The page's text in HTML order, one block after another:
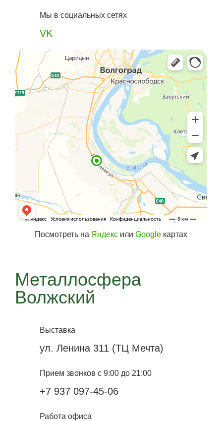
Мы в социальных сетях
VK
Посмотреть на Яндекс или Google картах
Металлосфера
Волжский
Выставка
ул. Ленина 311 (ТЦ Мечта)
Прием звонков с 9:00 до 21:00
+7 937 097-45-06
Работа офиса